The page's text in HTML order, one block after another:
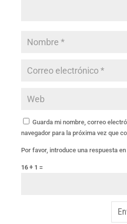
Guarda mi nombre, correo
navegador para la próxima vez que
Por favor, introduce una respuesta
16 + 1 =